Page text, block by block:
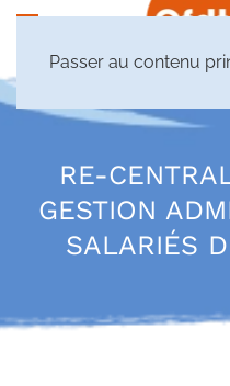
Passer au contenu
RE-
GESTION
SALARIÉS